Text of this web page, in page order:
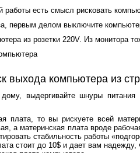
работы есть смысл рисковать
первым делом выключите
из розетки 220V. Из монитора
выхода компьютера из
выдергивайте шнуры
плата, то вы рискуете всей
а материнская плата вроде
стабильность работы
стоит до 10$ и дает вам надежду,